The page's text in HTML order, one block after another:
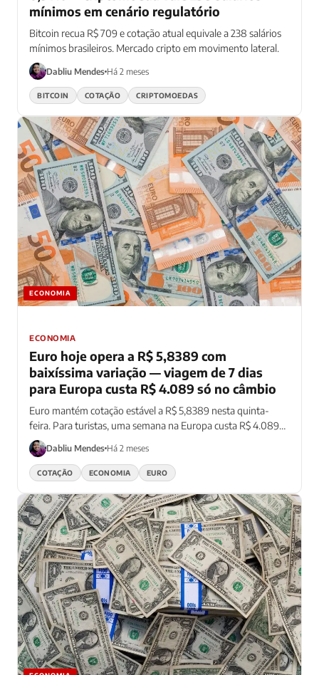
mínimos em cenário regulatório
Bitcoin recua R$ 709 e cotação atual equivale a 238 salários
mínimos brasileiros. Mercado cripto em movimento lateral.
Dabliu Mendes Há 2 meses
BITCOIN COTAÇÃO CRIPTOMOEDAS
ECONOMIA
ECONOMIA
Euro hoje opera a R$ 5,8389 com
baixíssima variação — viagem de 7 dias
para Europa custa R$ 4.089 só no câmbio
Euro mantém cotação estável a R$ 5,8389 nesta quinta-
feira. Para turistas, uma semana na Europa custa R$ 4.089
só no câmbio.
Dabliu Mendes Há 2 meses
COTAÇÃO ECONOMIA EURO